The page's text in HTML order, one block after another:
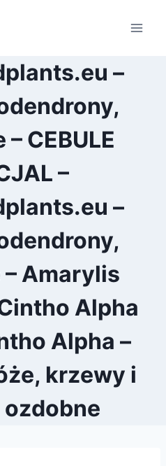
–
CEBULE
–
–
Amarylis
Alpha
Alpha –
krzewy i